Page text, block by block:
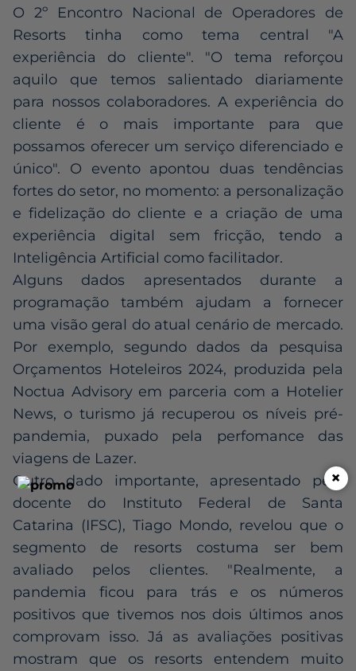
O 2º Encontro Nacional de Operadores de
Resorts tinha como tema central "A
experiência do cliente". "O tema reforçou
aquilo que temos salientado diariamente
para nossos colaboradores. A experiência do
cliente é o mais importante para que
possamos oferecer um serviço diferenciado e
único". O evento apontou duas tendências
fortes do setor, no momento: a personalização
e fidelização do cliente e a criação de uma
experiência digital sem fricção, tendo a
Inteligência Artificial como facilitador.
Alguns dados apresentados durante a
programação também ajudam a fornecer
uma visão geral do atual cenário de mercado.
Por exemplo, segundo dados da pesquisa
Orçamentos Hoteleiros 2024, produzida pela
Noctua Advisory em parceria com a Hotelier
News, o turismo já recuperou os níveis pré-
pandemia, puxado pela perfomance das
viagens de Lazer.
Outro dado importante, apresentado pelo
docente do Instituto Federal de Santa
Catarina (IFSC), Tiago Mondo, revelou que o
segmento de resorts costuma ser bem
avaliado pelos clientes. "Realmente, a
pandemia ficou para trás e os números
positivos que tivemos nos dois últimos anos
comprovam isso. Já as avaliações positivas
mostram que os resorts entendem muito
×